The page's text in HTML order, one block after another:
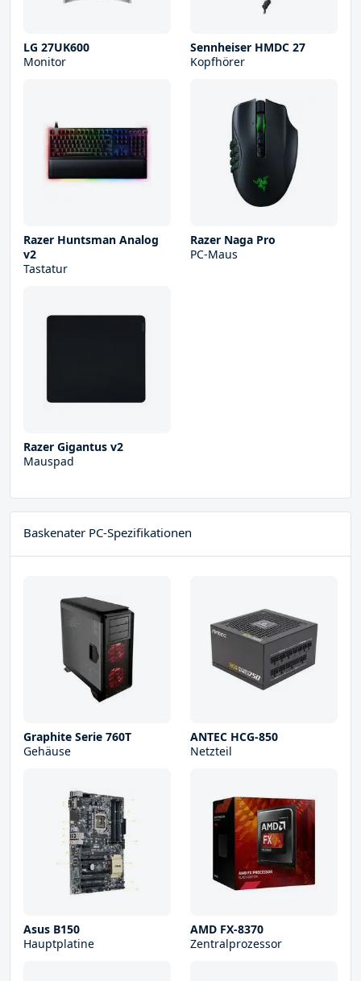
LG 27UK600
Monitor
Sennheiser HMDC 27
Kopfhörer
Razer Huntsman Analog
v2
Tastatur
Razer Naga Pro
PC-Maus
Razer Gigantus v2
Mauspad
Baskenater PC-Spezifikationen
Graphite Serie 760T
Gehäuse
ANTEC HCG-850
Netzteil
Asus B150
Hauptplatine
AMD FX-8370
Zentralprozessor